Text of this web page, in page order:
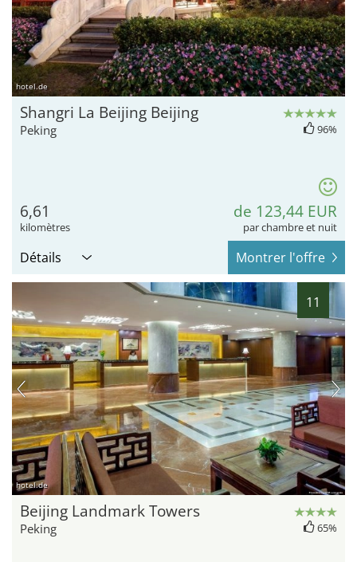
hotel.de
Shangri La Beijing Beijing
Peking 96%
6,61
kilomètres
de 123,44 EUR
par chambre et nuit
Détails Montrer l'offre
11
hotel.de
Beijing Landmark Towers
Peking 65%